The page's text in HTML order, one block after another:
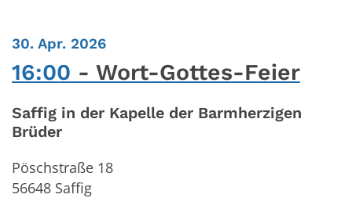
30. Apr. 2026:
16:00 Wort-Gottes-Feier
Saffig in der Kapelle der Barmherzigen
Brüder
Pöschstraße 18
56648 Saffig